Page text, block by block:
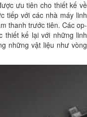
ưu tiên cho thiết kế về
tiếp với các nhà máy linh
thanh trước tiên. Các op-
thiết kế lại với những linh
những vật liệu như vòng